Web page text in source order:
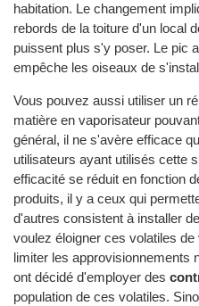
habitation. Le changement
rebords de la toiture d'un local
puissent plus s'y poser. Le pic
empêche les oiseaux de
Vous pouvez aussi utiliser un
matière en vaporisateur
général, il ne s'avère efficace
utilisateurs ayant utilisés cette
efficacité se réduit en fonction
produits, il y a ceux qui
d'autres consistent à installer
voulez éloigner ces volatiles
limiter les approvisionnements
ont décidé d'employer des
population de ces volatiles.